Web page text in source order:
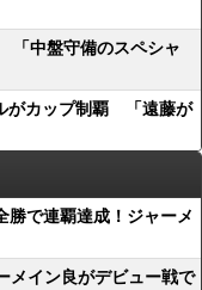
「中盤守備のスペシャ
がカップ制覇 「遠藤が
勝で連覇達成！ジャーメ
メイン良がデビュー戦で